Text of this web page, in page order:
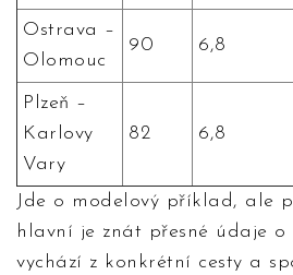
Ostrava –
Olomouc
90 6,8
Plzeň –
Karlovy
Vary
82 6,8
Jde o modelový příklad, ale
hlavní je znát přesné údaje o
vychází z konkrétní cesty a